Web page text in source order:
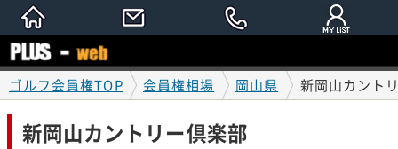
ゴルフ会員権TOP 会員権相場 岡山県 新岡山カント
新岡山カントリー倶楽部